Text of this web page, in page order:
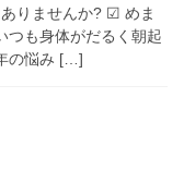
りませんか? ☑︎ めま
つも身体がだるく朝起
の悩み […]